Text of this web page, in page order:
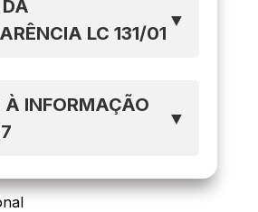
LC 131/01
▼
À INFORMAÇÃO
▼